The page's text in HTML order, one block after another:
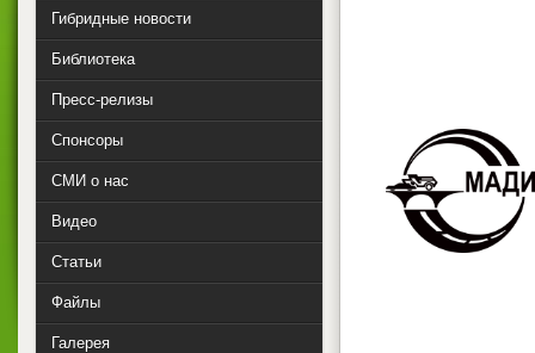
Гибридные новости
Библиотека
Пресс-релизы
Спонсоры
СМИ о нас
Видео
Статьи
Файлы
Галерея